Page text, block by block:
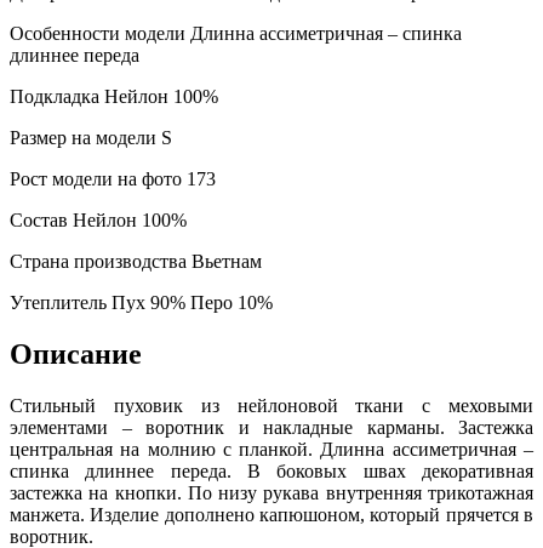
Особенности модели Длинна ассиметричная – спинка
длиннее переда
Подкладка Нейлон 100%
Размер на модели S
Рост модели на фото 173
Состав Нейлон 100%
Страна производства Вьетнам
Утеплитель Пух 90% Перо 10%
Описание
Стильный пуховик из нейлоновой ткани с меховыми
элементами – воротник и накладные карманы. Застежка
центральная на молнию с планкой. Длинна ассиметричная –
спинка длиннее переда. В боковых швах декоративная
застежка на кнопки. По низу рукава внутренняя трикотажная
манжета. Изделие дополнено капюшоном, который прячется в
воротник.